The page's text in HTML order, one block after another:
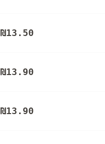
₪13.50
₪13.90
₪13.90